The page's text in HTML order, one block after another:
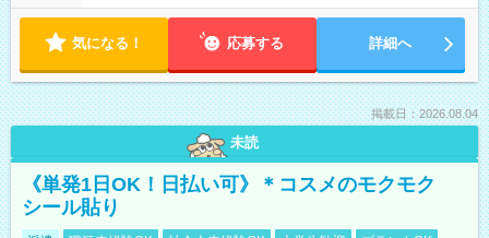
気になる！ 応募する 詳細へ
掲載日：2026.08.04
未読
《単発1日OK！日払い可》＊コスメのモクモク
シール貼り